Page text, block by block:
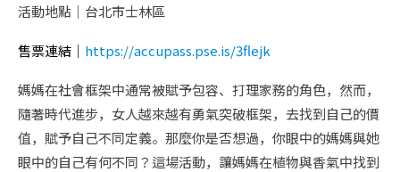
活動地點｜台北市士林區
售票連結｜ https://accupass.pse.is/3flejk
媽媽在社會框架中通常被賦予包容、打理家務的角色，然而，
隨著時代進步，女人越來越有勇氣突破框架，去找到自己的價
值，賦予自己不同定義。那麼你是否想過，你眼中的媽媽與她
眼中的自己有何不同？這場活動，讓媽媽在植物與香氣中找到